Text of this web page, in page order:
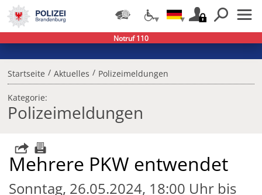
Startseite / Aktuelles / Polizeimeldungen
Kategorie:
Polizeimeldungen
Mehrere PKW entwendet
Sonntag, 26.05.2024, 18:00 Uhr bis
Notruf 110